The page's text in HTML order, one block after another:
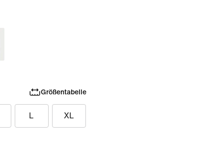
Größentabelle
L XL